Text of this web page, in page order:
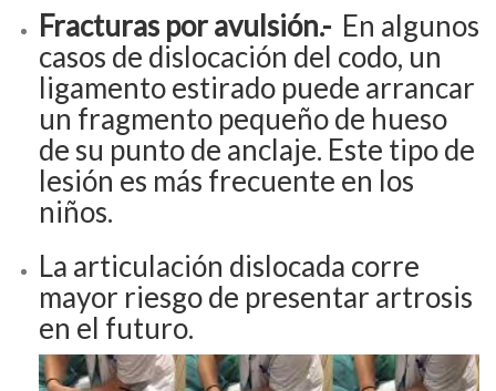
Fracturas por avulsión.- En algunos
casos de dislocación del codo, un
ligamento estirado puede arrancar
un fragmento pequeño de hueso
de su punto de anclaje. Este tipo de
lesión es más frecuente en los
niños.
La articulación dislocada corre
mayor riesgo de presentar artrosis
en el futuro.